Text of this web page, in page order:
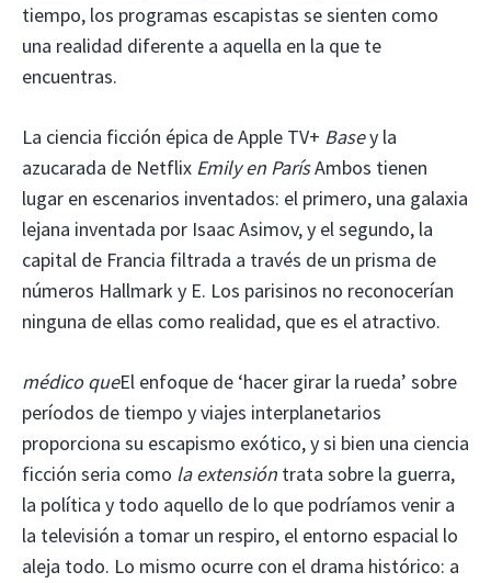
tiempo, los programas escapistas se sienten como
una realidad diferente a aquella en la que te
encuentras.
La ciencia ficción épica de Apple TV+ Basey la
azucarada de Netflix Emily en ParísAmbos tienen
lugar en escenarios inventados: el primero, una galaxia
lejana inventada por Isaac Asimov, y el segundo, la
capital de Francia filtrada a través de un prisma de
números Hallmark y E. Los parisinos no reconocerían
ninguna de ellas como realidad, que es el atractivo.
médico queEl enfoque de ‘hacer girar la rueda’ sobre
períodos de tiempo y viajes interplanetarios
proporciona su escapismo exótico, y si bien una ciencia
ficción seria como la extensión trata sobre la guerra,
la política y todo aquello de lo que podríamos venir a
la televisión a tomar un respiro, el entorno espacial lo
aleja todo. Lo mismo ocurre con el drama histórico: a